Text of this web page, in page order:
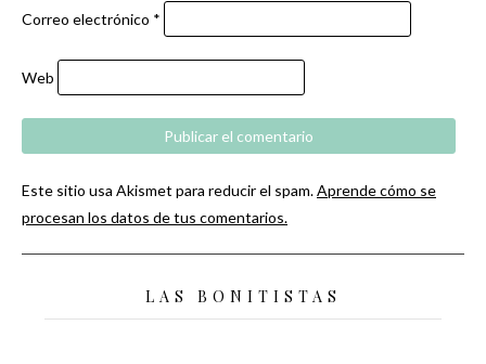
Correo electrónico *
Web
Este sitio usa Akismet para reducir el spam.Aprende cómo se
procesan los datos de tus comentarios.
LAS BONITISTAS